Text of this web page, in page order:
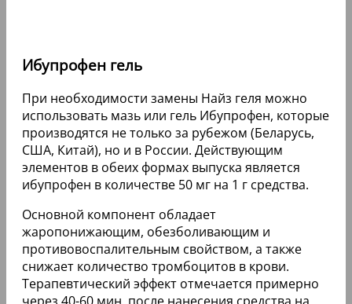
Ибупрофен гель
При необходимости замены Найз геля можно
использовать мазь или гель Ибупрофен, которые
производятся не только за рубежом (Беларусь,
США, Китай), но и в России. Действующим
элементов в обеих формах выпуска является
ибупрофен в количестве 50 мг на 1 г средства.
Основной компонент обладает
жаропонижающим, обезболивающим и
противовоспалительным свойством, а также
снижает количество тромбоцитов в крови.
Терапевтический эффект отмечается примерно